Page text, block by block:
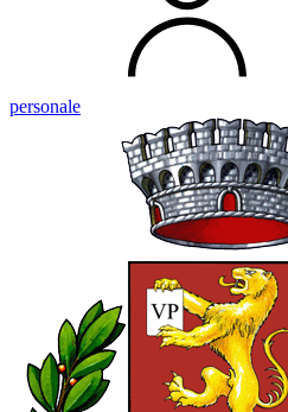
personale